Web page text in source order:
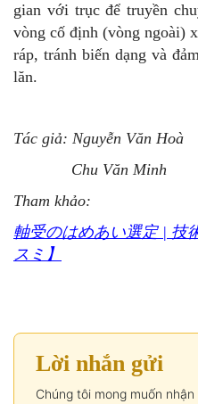
gian với trục để truyền
vòng cố định (vòng ngoài)
ráp, tránh biến dạng và
lăn.
Tác giả: Nguyễn Văn Hoà
Chu Văn Minh
Tham khảo:
軸受のはめあい選定 | 技
スミ】
Lời nhắn gửi
Chúng tôi mong muốn